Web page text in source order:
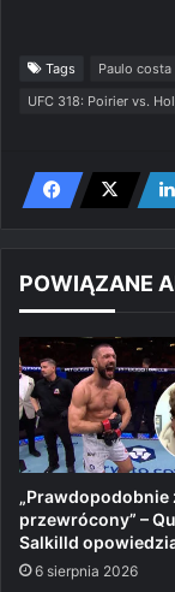
Tags Paulo costa
UFC 318: Poirier vs.
POWIĄZANE
„Prawdopodobnie
przewrócony” –
Salkilld
6 sierpnia 2026